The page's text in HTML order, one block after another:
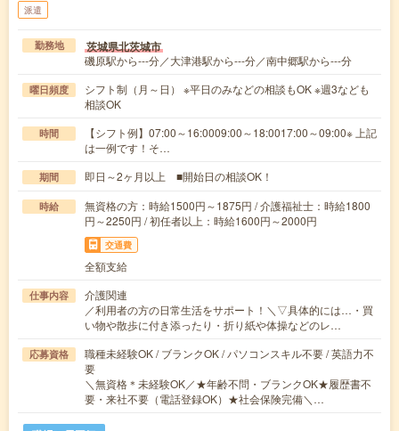
派遣
勤務地 茨城県北茨城市
磯原駅から---分／大津港駅から---分／南中郷駅から---分
曜日頻度
シフト制（月～日） ※平日のみなどの相談もOK ※週3なども
相談OK
時間
【シフト例】07:00～16:0009:00～18:0017:00～09:00※ 上記
は一例です！そ…
期間 即日～2ヶ月以上 ■開始日の相談OK！
時給
無資格の方：時給1500円～1875円 / 介護福祉士：時給1800
円～2250円 / 初任者以上：時給1600円～2000円
交通費
全額支給
仕事内容
介護関連
／利用者の方の日常生活をサポート！＼▽具体的には…・買
い物や散歩に付き添ったり・折り紙や体操などのレ…
応募資格
職種未経験OK / ブランクOK / パソコンスキル不要 / 英語力不
要
＼無資格＊未経験OK／★年齢不問・ブランクOK★履歴書不
要・来社不要（電話登録OK）★社会保険完備＼…